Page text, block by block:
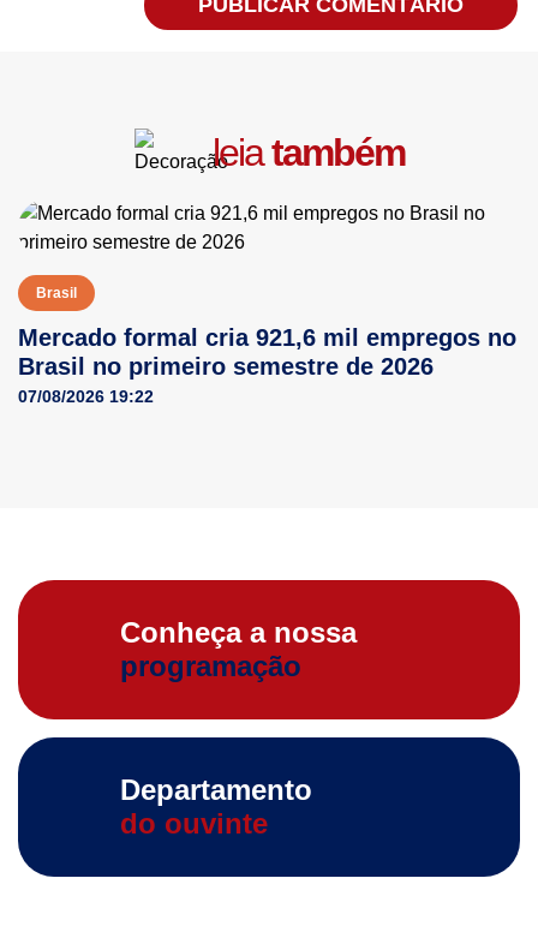
leiatambém
Brasil
Mercado formal cria 921,6 mil empregos no
Brasil no primeiro semestre de 2026
07/08/2026 19:22
Conheça a nossa
programação
Departamento
do ouvinte